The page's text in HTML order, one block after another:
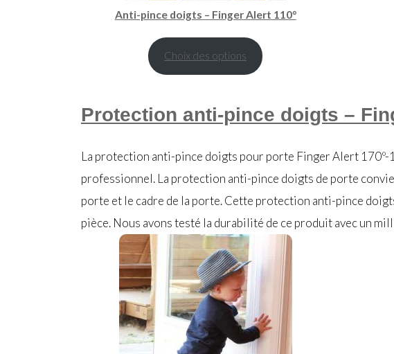
Anti-pince doigts – Finger Alert 110°
Choix des options
Protection anti-pince doigts –
La protection anti-pince doigts pour porte Finger Alert 170º-
professionnel. La protection anti-pince doigts de porte
porte et le cadre de la porte. Cette protection anti-pince
pièce. Nous avons testé la durabilité de ce produit avec un